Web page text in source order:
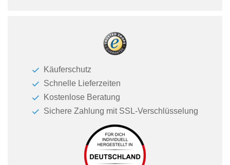
Käuferschutz
Schnelle Lieferzeiten
Kostenlose Beratung
Sichere Zahlung mit SSL-Verschlüsselung